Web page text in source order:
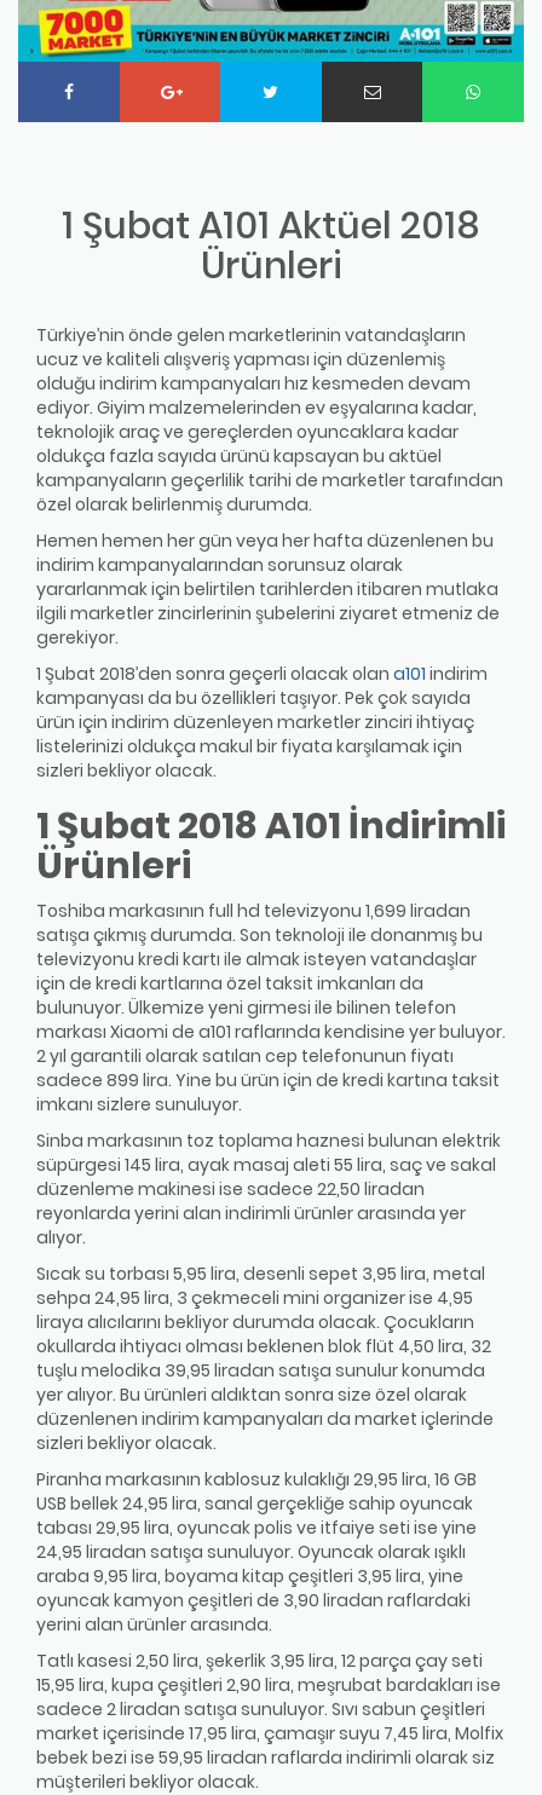
1 Şubat A101 Aktüel 2018
Ürünleri
Türkiye’nin önde gelen marketlerinin vatandaşların
ucuz ve kaliteli alışveriş yapması için düzenlemiş
olduğu indirim kampanyaları hız kesmeden devam
ediyor. Giyim malzemelerinden ev eşyalarına kadar,
teknolojik araç ve gereçlerden oyuncaklara kadar
oldukça fazla sayıda ürünü kapsayan bu aktüel
kampanyaların geçerlilik tarihi de marketler tarafından
özel olarak belirlenmiş durumda.
Hemen hemen her gün veya her hafta düzenlenen bu
indirim kampanyalarından sorunsuz olarak
yararlanmak için belirtilen tarihlerden itibaren mutlaka
ilgili marketler zincirlerinin şubelerini ziyaret etmeniz de
gerekiyor.
1 Şubat 2018’den sonra geçerli olacak olan a101 indirim
kampanyası da bu özellikleri taşıyor. Pek çok sayıda
ürün için indirim düzenleyen marketler zinciri ihtiyaç
listelerinizi oldukça makul bir fiyata karşılamak için
sizleri bekliyor olacak.
1 Şubat 2018 A101 İndirimli
Ürünleri
Toshiba markasının full hd televizyonu 1,699 liradan
satışa çıkmış durumda. Son teknoloji ile donanmış bu
televizyonu kredi kartı ile almak isteyen vatandaşlar
için de kredi kartlarına özel taksit imkanları da
bulunuyor. Ülkemize yeni girmesi ile bilinen telefon
markası Xiaomi de a101 raflarında kendisine yer buluyor.
2 yıl garantili olarak satılan cep telefonunun fiyatı
sadece 899 lira. Yine bu ürün için de kredi kartına taksit
imkanı sizlere sunuluyor.
Sinba markasının toz toplama haznesi bulunan elektrik
süpürgesi 145 lira, ayak masaj aleti 55 lira, saç ve sakal
düzenleme makinesi ise sadece 22,50 liradan
reyonlarda yerini alan indirimli ürünler arasında yer
alıyor.
Sıcak su torbası 5,95 lira, desenli sepet 3,95 lira, metal
sehpa 24,95 lira, 3 çekmeceli mini organizer ise 4,95
liraya alıcılarını bekliyor durumda olacak. Çocukların
okullarda ihtiyacı olması beklenen blok flüt 4,50 lira, 32
tuşlu melodika 39,95 liradan satışa sunulur konumda
yer alıyor. Bu ürünleri aldıktan sonra size özel olarak
düzenlenen indirim kampanyaları da market içlerinde
sizleri bekliyor olacak.
Piranha markasının kablosuz kulaklığı 29,95 lira, 16 GB
USB bellek 24,95 lira, sanal gerçekliğe sahip oyuncak
tabası 29,95 lira, oyuncak polis ve itfaiye seti ise yine
24,95 liradan satışa sunuluyor. Oyuncak olarak ışıklı
araba 9,95 lira, boyama kitap çeşitleri 3,95 lira, yine
oyuncak kamyon çeşitleri de 3,90 liradan raflardaki
yerini alan ürünler arasında.
Tatlı kasesi 2,50 lira, şekerlik 3,95 lira, 12 parça çay seti
15,95 lira, kupa çeşitleri 2,90 lira, meşrubat bardakları ise
sadece 2 liradan satışa sunuluyor. Sıvı sabun çeşitleri
market içerisinde 17,95 lira, çamaşır suyu 7,45 lira, Molfix
bebek bezi ise 59,95 liradan raflarda indirimli olarak siz
müşterileri bekliyor olacak.